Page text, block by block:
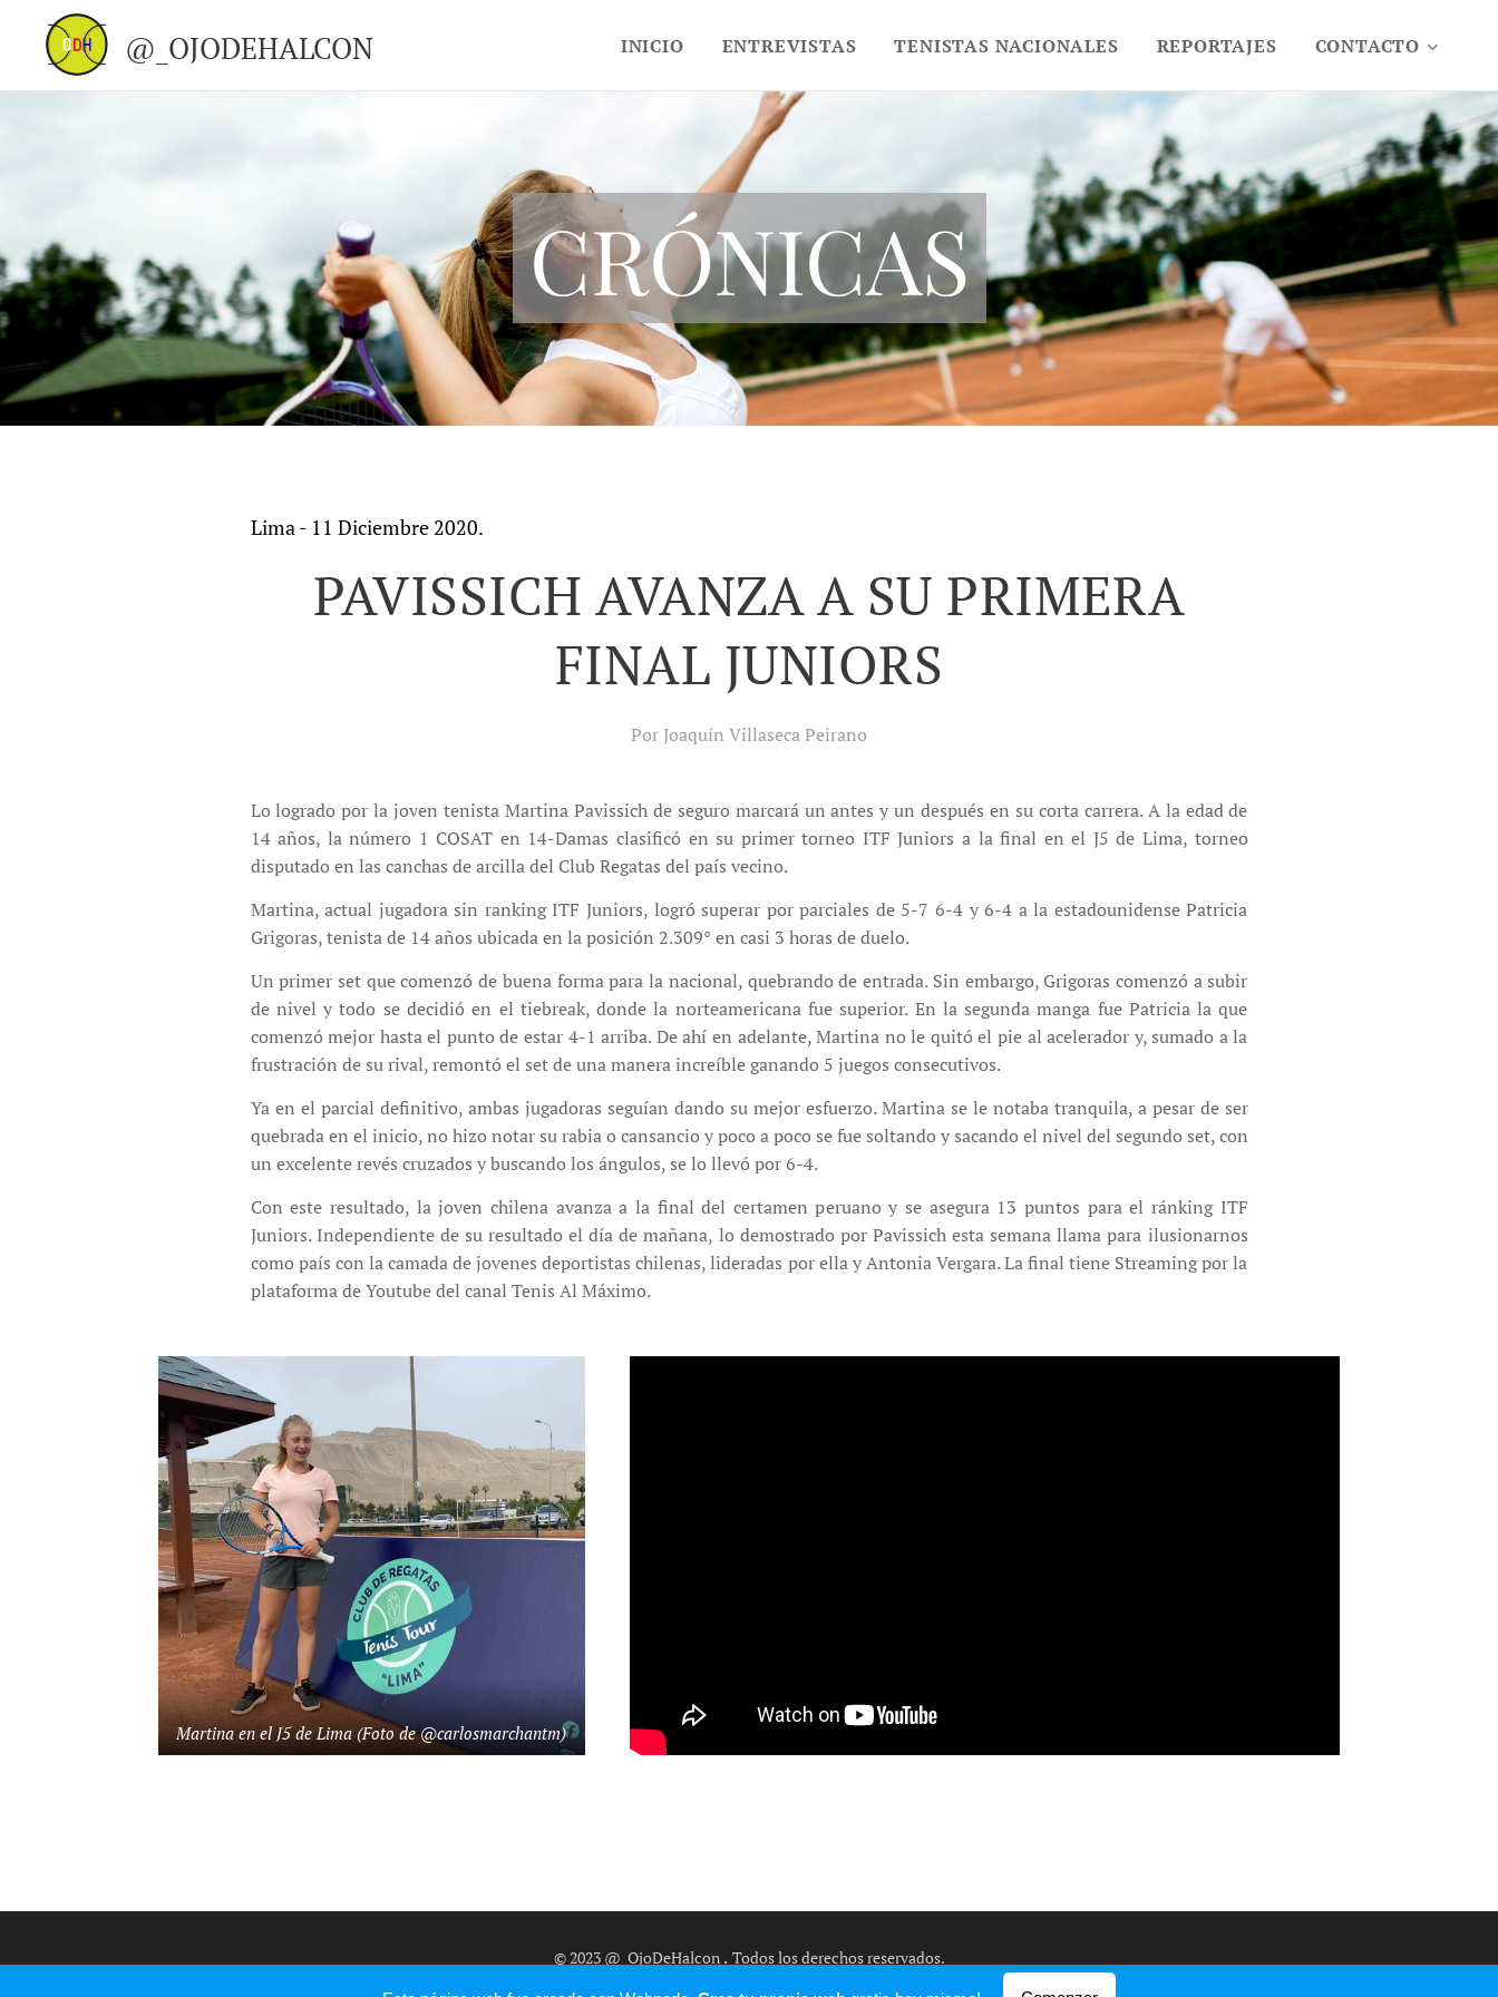
@_OJODEHALCON INICIO ENTREVISTAS TENISTAS NACIONALES REPORTAJES CONTACTO
CRÓNICAS
Lima - 11 Diciembre 2020.
PAVISSICH AVANZA A SU PRIMERA
FINAL JUNIORS
Por Joaquín Villaseca Peirano
Lo logrado por la joven tenista Martina Pavissich de seguro marcará un antes y un después en su corta carrera. A la edad de
14 años, la número 1 COSAT en 14-Damas clasificó en su primer torneo ITF Juniors a la final en el J5 de Lima, torneo
disputado en las canchas de arcilla del Club Regatas del país vecino.
Martina, actual jugadora sin ranking ITF Juniors, logró superar por parciales de 5-7 6-4 y 6-4 a la estadounidense Patricia
Grigoras, tenista de 14 años ubicada en la posición 2.309° en casi 3 horas de duelo.
Un primer set que comenzó de buena forma para la nacional, quebrando de entrada. Sin embargo, Grigoras comenzó a subir
de nivel y todo se decidió en el tiebreak, donde la norteamericana fue superior. En la segunda manga fue Patricia la que
comenzó mejor hasta el punto de estar 4-1 arriba. De ahí en adelante, Martina no le quitó el pie al acelerador y, sumado a la
frustración de su rival, remontó el set de una manera increíble ganando 5 juegos consecutivos.
Ya en el parcial definitivo, ambas jugadoras seguían dando su mejor esfuerzo. Martina se le notaba tranquila, a pesar de ser
quebrada en el inicio, no hizo notar su rabia o cansancio y poco a poco se fue soltando y sacando el nivel del segundo set, con
un excelente revés cruzados y buscando los ángulos, se lo llevó por 6-4.
Con este resultado, la joven chilena avanza a la final del certamen peruano y se asegura 13 puntos para el ránking ITF
Juniors. Independiente de su resultado el día de mañana, lo demostrado por Pavissich esta semana llama para ilusionarnos
como país con la camada de jovenes deportistas chilenas, lideradas por ella y Antonia Vergara. La final tiene Streaming por la
plataforma de Youtube del canal Tenis Al Máximo.
Martina en el J5 de Lima (Foto de @carlosmarchantm)
© 2023 @_OjoDeHalcon . Todos los derechos reservados.